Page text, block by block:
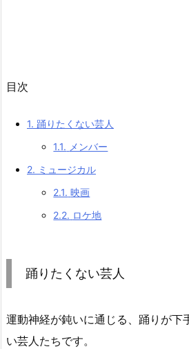
目次
1. 踊りたくない芸人
1.1. メンバー
2. ミュージカル
2.1. 映画
2.2. ロケ地
踊りたくない芸人
運動神経が鈍いに通じる、踊りが下
い芸人たちです。